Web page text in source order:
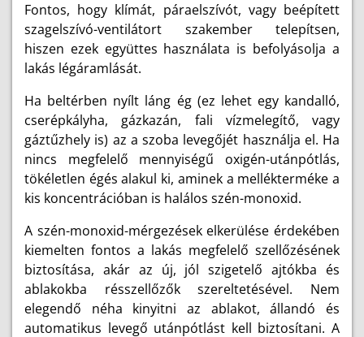
Fontos, hogy klímát, páraelszívót, vagy beépített
szagelszívó-ventilátort szakember telepítsen,
hiszen ezek együttes használata is befolyásolja a
lakás légáramlását.
Ha beltérben nyílt láng ég (ez lehet egy kandalló,
cserépkályha, gázkazán, fali vízmelegítő, vagy
gáztűzhely is) az a szoba levegőjét használja el. Ha
nincs megfelelő mennyiségű oxigén-utánpótlás,
tökéletlen égés alakul ki, aminek a mellékterméke a
kis koncentrációban is halálos szén-monoxid.
A szén-monoxid-mérgezések elkerülése érdekében
kiemelten fontos a lakás megfelelő szellőzésének
biztosítása, akár az új, jól szigetelő ajtókba és
ablakokba résszellőzők szereltetésével. Nem
elegendő néha kinyitni az ablakot, állandó és
automatikus levegő utánpótlást kell biztosítani. A